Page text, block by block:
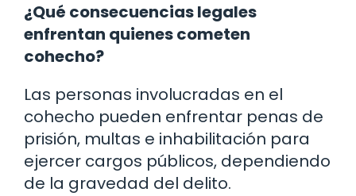
¿Qué consecuencias legales
enfrentan quienes cometen
cohecho?
Las personas involucradas en el
cohecho pueden enfrentar penas de
prisión, multas e inhabilitación para
ejercer cargos públicos, dependiendo
de la gravedad del delito.